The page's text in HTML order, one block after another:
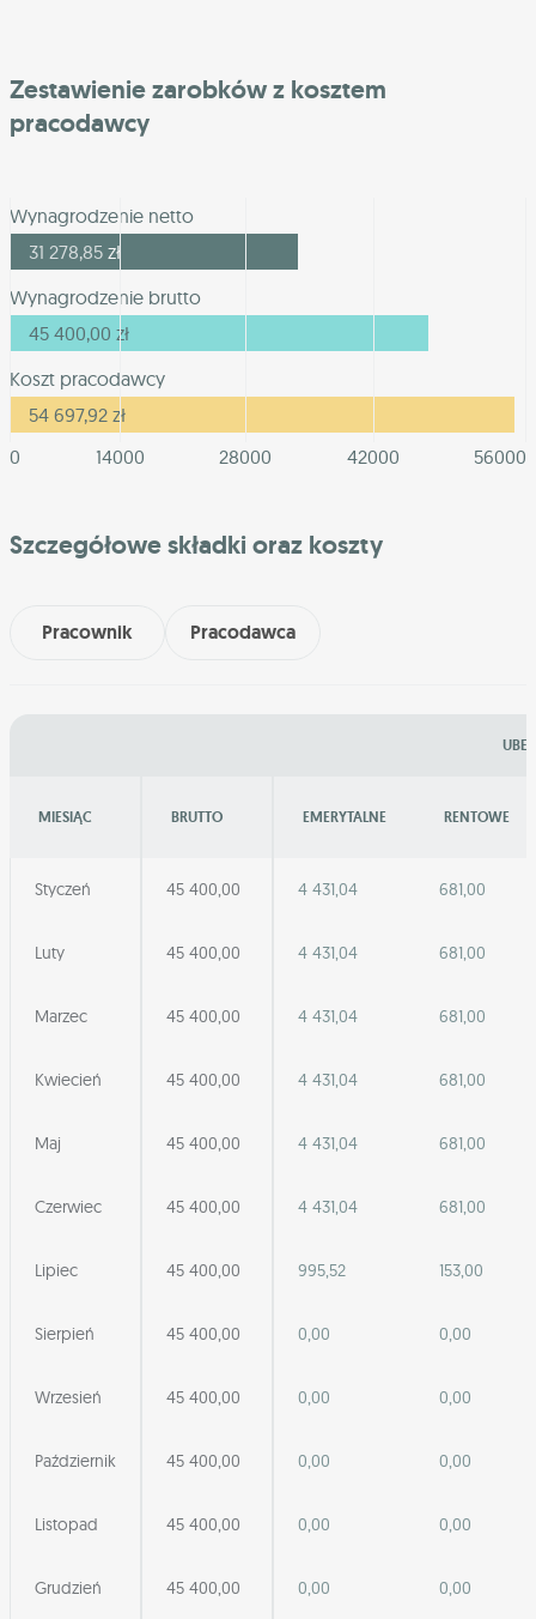
Zestawienie zarobków z kosztem
pracodawcy
Wynagrodzenie netto
31 278,85 zł
Wynagrodzenie brutto
45 400,00 zł
Koszt pracodawcy
54 697,92 zł
0
14000 28000 42000 56000
Szczegółowe składki oraz koszty
Pracownik Pracodawca
MIESIĄC BRUTTO EMERYTALNE RENTOWE
Styczeń 45 400,00 4 431,04 681,00
Luty 45 400,00 4 431,04 681,00
Marzec 45 400,00 4 431,04 681,00
Kwiecień 45 400,00 4 431,04 681,00
Maj 45 400,00 4 431,04 681,00
Czerwiec 45 400,00 4 431,04 681,00
Lipiec 45 400,00 995,52 153,00
Sierpień 45 400,00 0,00 0,00
Wrzesień 45 400,00 0,00 0,00
Październik 45 400,00 0,00 0,00
Listopad 45 400,00 0,00 0,00
Grudzień 45 400,00 0,00 0,00